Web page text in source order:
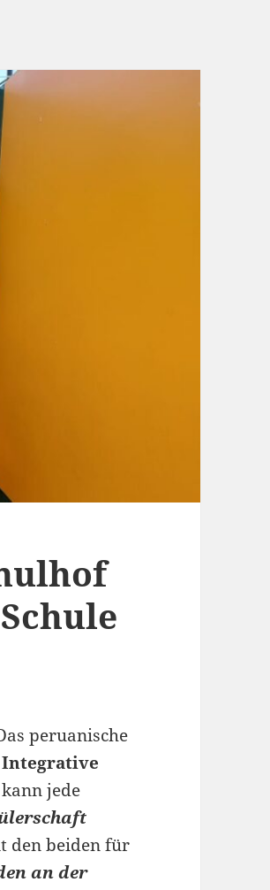
peruanische
Integrative
jede
den beiden für
an der